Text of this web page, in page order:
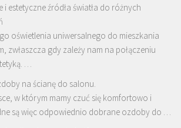
estetyczne źródła światła do różnych
oświetlenia uniwersalnego do mieszkania
zwłaszcza gdy zależy nam na połączeniu
…
na ścianę do salonu.
w którym mamy czuć się komfortowo i
są więc odpowiednio dobrane ozdoby do …